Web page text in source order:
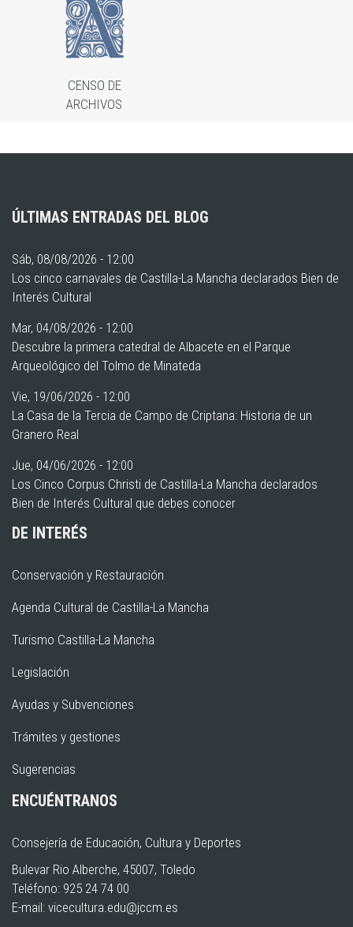
CENSO DE
ARCHIVOS
ÚLTIMAS ENTRADAS DEL BLOG
Sáb, 08/08/2026 - 12:00
Los cinco carnavales de Castilla-La Mancha declarados Bien de
Interés Cultural
Mar, 04/08/2026 - 12:00
Descubre la primera catedral de Albacete en el Parque
Arqueológico del Tolmo de Minateda
Vie, 19/06/2026 - 12:00
La Casa de la Tercia de Campo de Criptana: Historia de un
Granero Real
Jue, 04/06/2026 - 12:00
Los Cinco Corpus Christi de Castilla-La Mancha declarados
Bien de Interés Cultural que debes conocer
DE INTERÉS
Conservación y Restauración
Agenda Cultural de Castilla-La Mancha
Turismo Castilla-La Mancha
Legislación
Ayudas y Subvenciones
Trámites y gestiones
Sugerencias
ENCUÉNTRANOS
Consejería de Educación, Cultura y Deportes
Bulevar Rio Alberche, 45007, Toledo
Teléfono: 925 24 74 00
E-mail: vicecultura.edu@jccm.es